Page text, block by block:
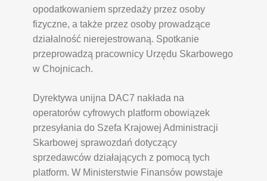
opodatkowaniem sprzedaży przez osoby
fizyczne, a także przez osoby prowadzące
działalność nierejestrowaną. Spotkanie
przeprowadzą pracownicy Urzędu Skarbowego
w Chojnicach.
Dyrektywa unijna DAC7 nakłada na
operatorów cyfrowych platform obowiązek
przesyłania do Szefa Krajowej Administracji
Skarbowej sprawozdań dotyczący
sprzedawców działających z pomocą tych
platform. W Ministerstwie Finansów powstaje